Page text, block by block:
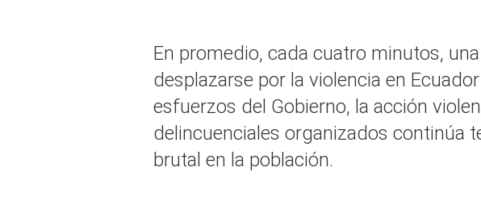
En promedio, cada cuatro minutos,
desplazarse por la violencia en
esfuerzos del Gobierno, la acción
delincuenciales organizados continúa
brutal en la población.